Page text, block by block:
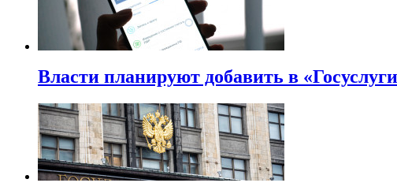
Власти планируют добавить в